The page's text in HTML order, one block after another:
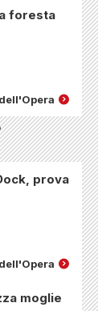
foresta
prova
moglie